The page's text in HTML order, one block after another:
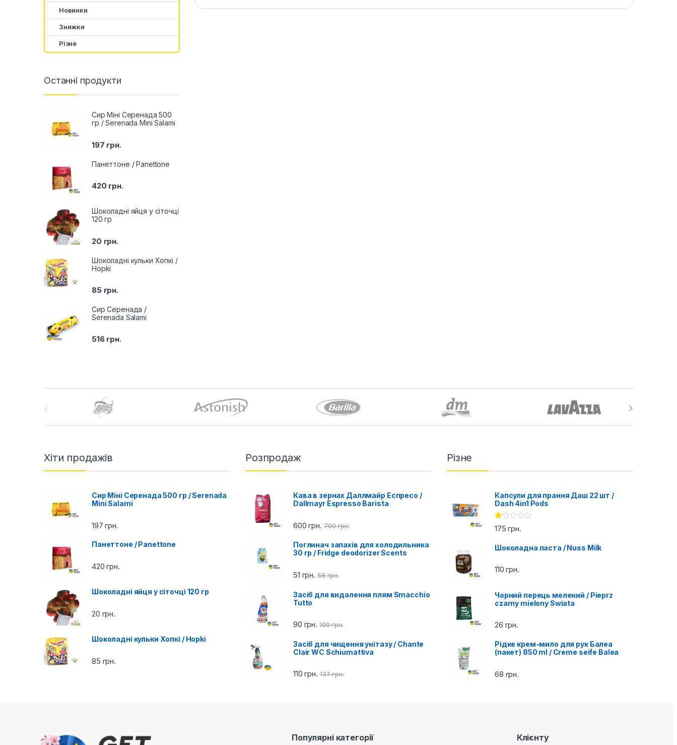
Новинки
Знижки
Різне
Останні продукти
Сир Міні Серенада 500
гр / Serenada Mini Salami
197 грн.
Панеттоне / Panettone
420 грн.
Шоколадні яйця у сіточці
120 гр
20 грн.
Шоколадні кульки Хопкі /
Hopki
85 грн.
Сир Серенада /
Serenada Salami
516 грн.
Хіти продажів
Сир Міні Серенада 500 гр / Serenada
Mini Salami
197грн.
Панеттоне / Panettone
420грн.
Шоколадні яйця у сіточці 120 гр
20 грн.
Шоколадні кульки Хопкі / Hopki
85 грн.
Розпродаж
Кава в зернах Даллмайр Еспресо /
Dallmayr Espresso Barista
600грн. 700грн.
Поглинач запахів для холодильника
30 гр / Fridge deodorizer Scents
51 грн. 58грн.
Засіб для видалення плям Smacchio
Tutto
90 грн. 100грн.
Засіб для чищення унітазу / Chante
Clair WC Schiumattiva
110грн. 137грн.
Різне
Капсули для прання Даш 22 шт /
Dash 4in1 Pods
О
ці
но
00
175грн.
Шоколадна паста / Nuss Milk
110грн.
Чорний перець мелений / Pieprz
czarny mielony Swiata
26 грн.
Рідке крем-мило для рук Балеа
(пакет) 850 ml / Creme seife Balea
68 грн.
Популярні категорії Клієнту